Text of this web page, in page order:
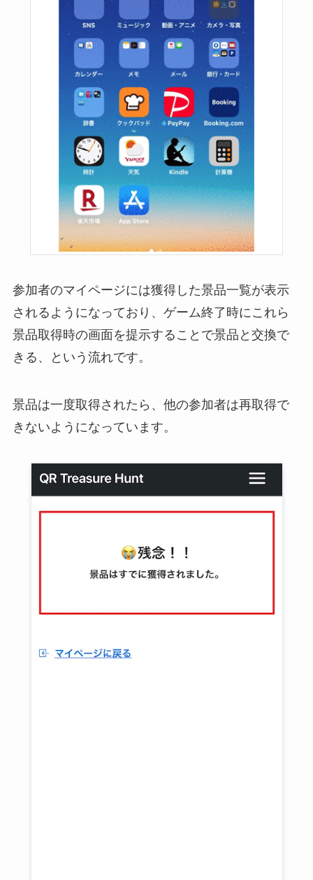
参加者のマイページには獲得した景品一覧が表示
されるようになっており、ゲーム終了時にこれら
景品取得時の画面を提示することで景品と交換で
きる、という流れです。
景品は一度取得されたら、他の参加者は再取得で
きないようになっています。